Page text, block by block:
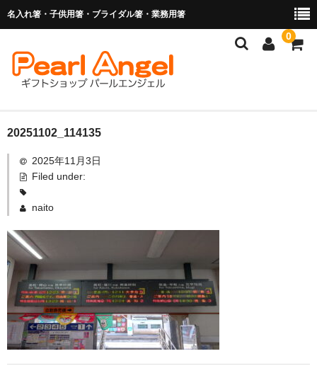
名入れ箸・子供用箸・ブライダル箸・業務用箸
0
商品を探す
お子様の入卒園に
業務用箸（食洗機対応）
マイ箸・箸袋
ご利用ガイド
よくあるご質問
20251102_114135
2025年11月3日
Filed under:
naito